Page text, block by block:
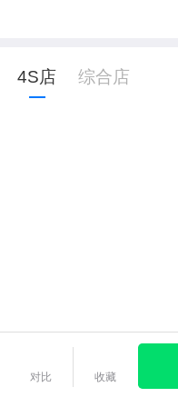
4S店 综合店
对比 收藏